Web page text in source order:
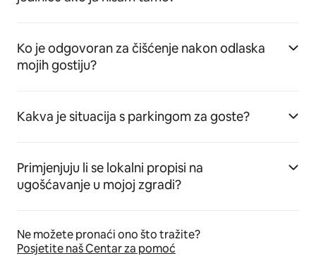
Ko je odgovoran za čišćenje nakon odlaska
mojih gostiju?
Kakva je situacija s parkingom za goste?
Primjenjuju li se lokalni propisi na
ugošćavanje u mojoj zgradi?
Ne možete pronaći ono što tražite?
Posjetite naš Centar za pomoć